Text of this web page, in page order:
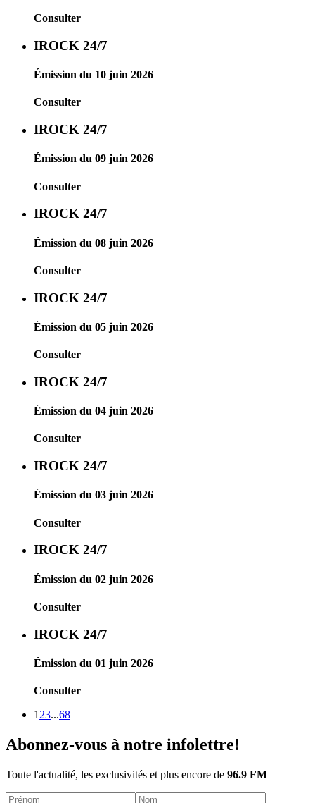
Consulter
IROCK 24/7
Émission du 10 juin 2026
Consulter
IROCK 24/7
Émission du 09 juin 2026
Consulter
IROCK 24/7
Émission du 08 juin 2026
Consulter
IROCK 24/7
Émission du 05 juin 2026
Consulter
IROCK 24/7
Émission du 04 juin 2026
Consulter
IROCK 24/7
Émission du 03 juin 2026
Consulter
IROCK 24/7
Émission du 02 juin 2026
Consulter
IROCK 24/7
Émission du 01 juin 2026
Consulter
1 23...68
Abonnez-vous à notre infolettre!
Toute l'actualité, les exclusivités et plus encore de 96.9 FM